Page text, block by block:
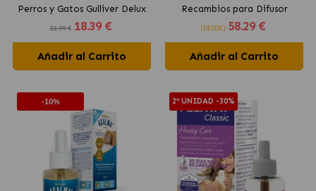
Perros y Gatos Gulliver Delux
22.99 € 18.39 €
Añadir al Carrito
Recambios para Difusor
Anti-Estrés para Gatos
(DESDE) 58.29 €
Añadir al Carrito
-10% 2ª UNIDAD -30%